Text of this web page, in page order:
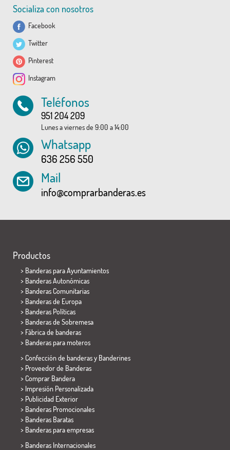
Socializa con nosotros
Facebook
Twitter
Pinterest
Instagram
Teléfonos
951 204 209
Lunes a viernes de 9:00 a 14:00
Whatsapp
636 256 550
Mail
info@comprarbanderas.es
Productos
> Banderas para Ayuntamientos
> Banderas Autonómicas
> Banderas Comunitarias
> Banderas de Europa
> Banderas Políticas
> Banderas de Sobremesa
> Fábrica de banderas
> Banderas para moteros
> Confección de banderas y Banderines
> Proveedor de Banderas
> Comprar Bandera
> Impresión Personalizada
> Publicidad Exterior
> Banderas Promocionales
> Banderas Baratas
> Banderas para empresas
> Banderas Internacionales